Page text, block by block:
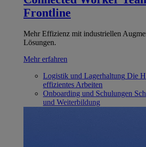
Frontline
Mehr Effizienz mit industriellen
Lösungen.
Mehr erfahren
Logistik und Lagerhaltung Die
effizientes Arbeiten
Onboarding und Schulungen
und Weiterbildung